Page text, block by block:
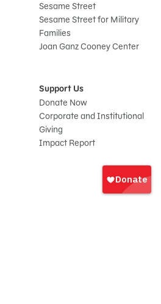
Sesame Street
Sesame Street for Military
Families
Joan Ganz Cooney Center
Support Us
Donate Now
Corporate and Institutional
Giving
Impact Report